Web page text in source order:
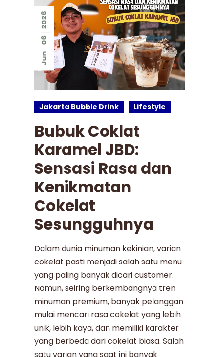
Jun
06
2026
Jakarta Bubble Drink Lifestyle
Bubuk Coklat
Karamel JBD:
Sensasi Rasa dan
Kenikmatan
Cokelat
Sesungguhnya
Dalam dunia minuman kekinian, varian
cokelat pasti menjadi salah satu menu
yang paling banyak dicari customer.
Namun, seiring berkembangnya tren
minuman premium, banyak pelanggan
mulai mencari rasa cokelat yang lebih
unik, lebih kaya, dan memiliki karakter
yang berbeda dari cokelat biasa. Salah
satu varian yang saat ini banyak